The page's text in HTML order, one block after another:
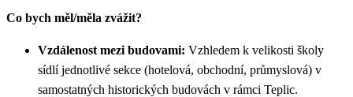
Co bych měl/měla zvážit?
Vzdálenost mezi budovami: Vzhledem k velikosti školy
sídlí jednotlivé sekce (hotelová, obchodní, průmyslová) v
samostatných historických budovách v rámci Teplic.